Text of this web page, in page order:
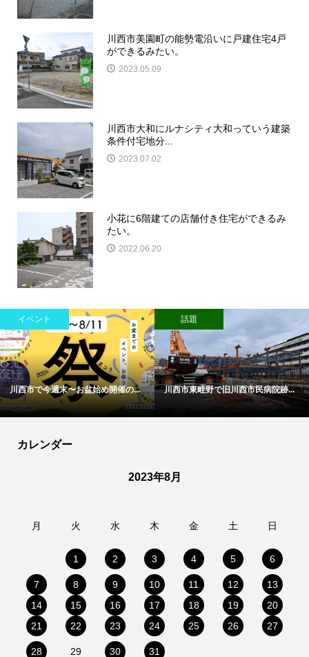
川西市美園町の能勢電沿いに戸建住宅4戸
ができるみたい。
2023.05.09
川西市大和にルナシティ大和っていう建築
条件付宅地分...
2023.07.02
小花に6階建ての店舗付き住宅ができるみ
たい。
2022.06.20
イベント
川西市で今週末〜お盆始め開催の...
話題
川西市東畦野で旧川西市民病院跡...
カレンダー
2023年8月
月 火 水 木 金 土 日
1 2 3 4 5 6
7 8 9 10 11 12
13
14
15 16 17 18 19
20
21
22 23 24 25 26 27
28 29 30 31